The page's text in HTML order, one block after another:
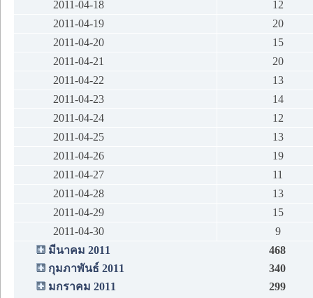
2011-04-18
12
2011-04-19
20
2011-04-20
15
2011-04-21
20
2011-04-22
13
2011-04-23
14
2011-04-24
12
2011-04-25
13
2011-04-26
19
2011-04-27
11
2011-04-28
13
2011-04-29
15
2011-04-30
9
มีนาคม 2011
468
กุมภาพันธ์ 2011
340
มกราคม 2011
299